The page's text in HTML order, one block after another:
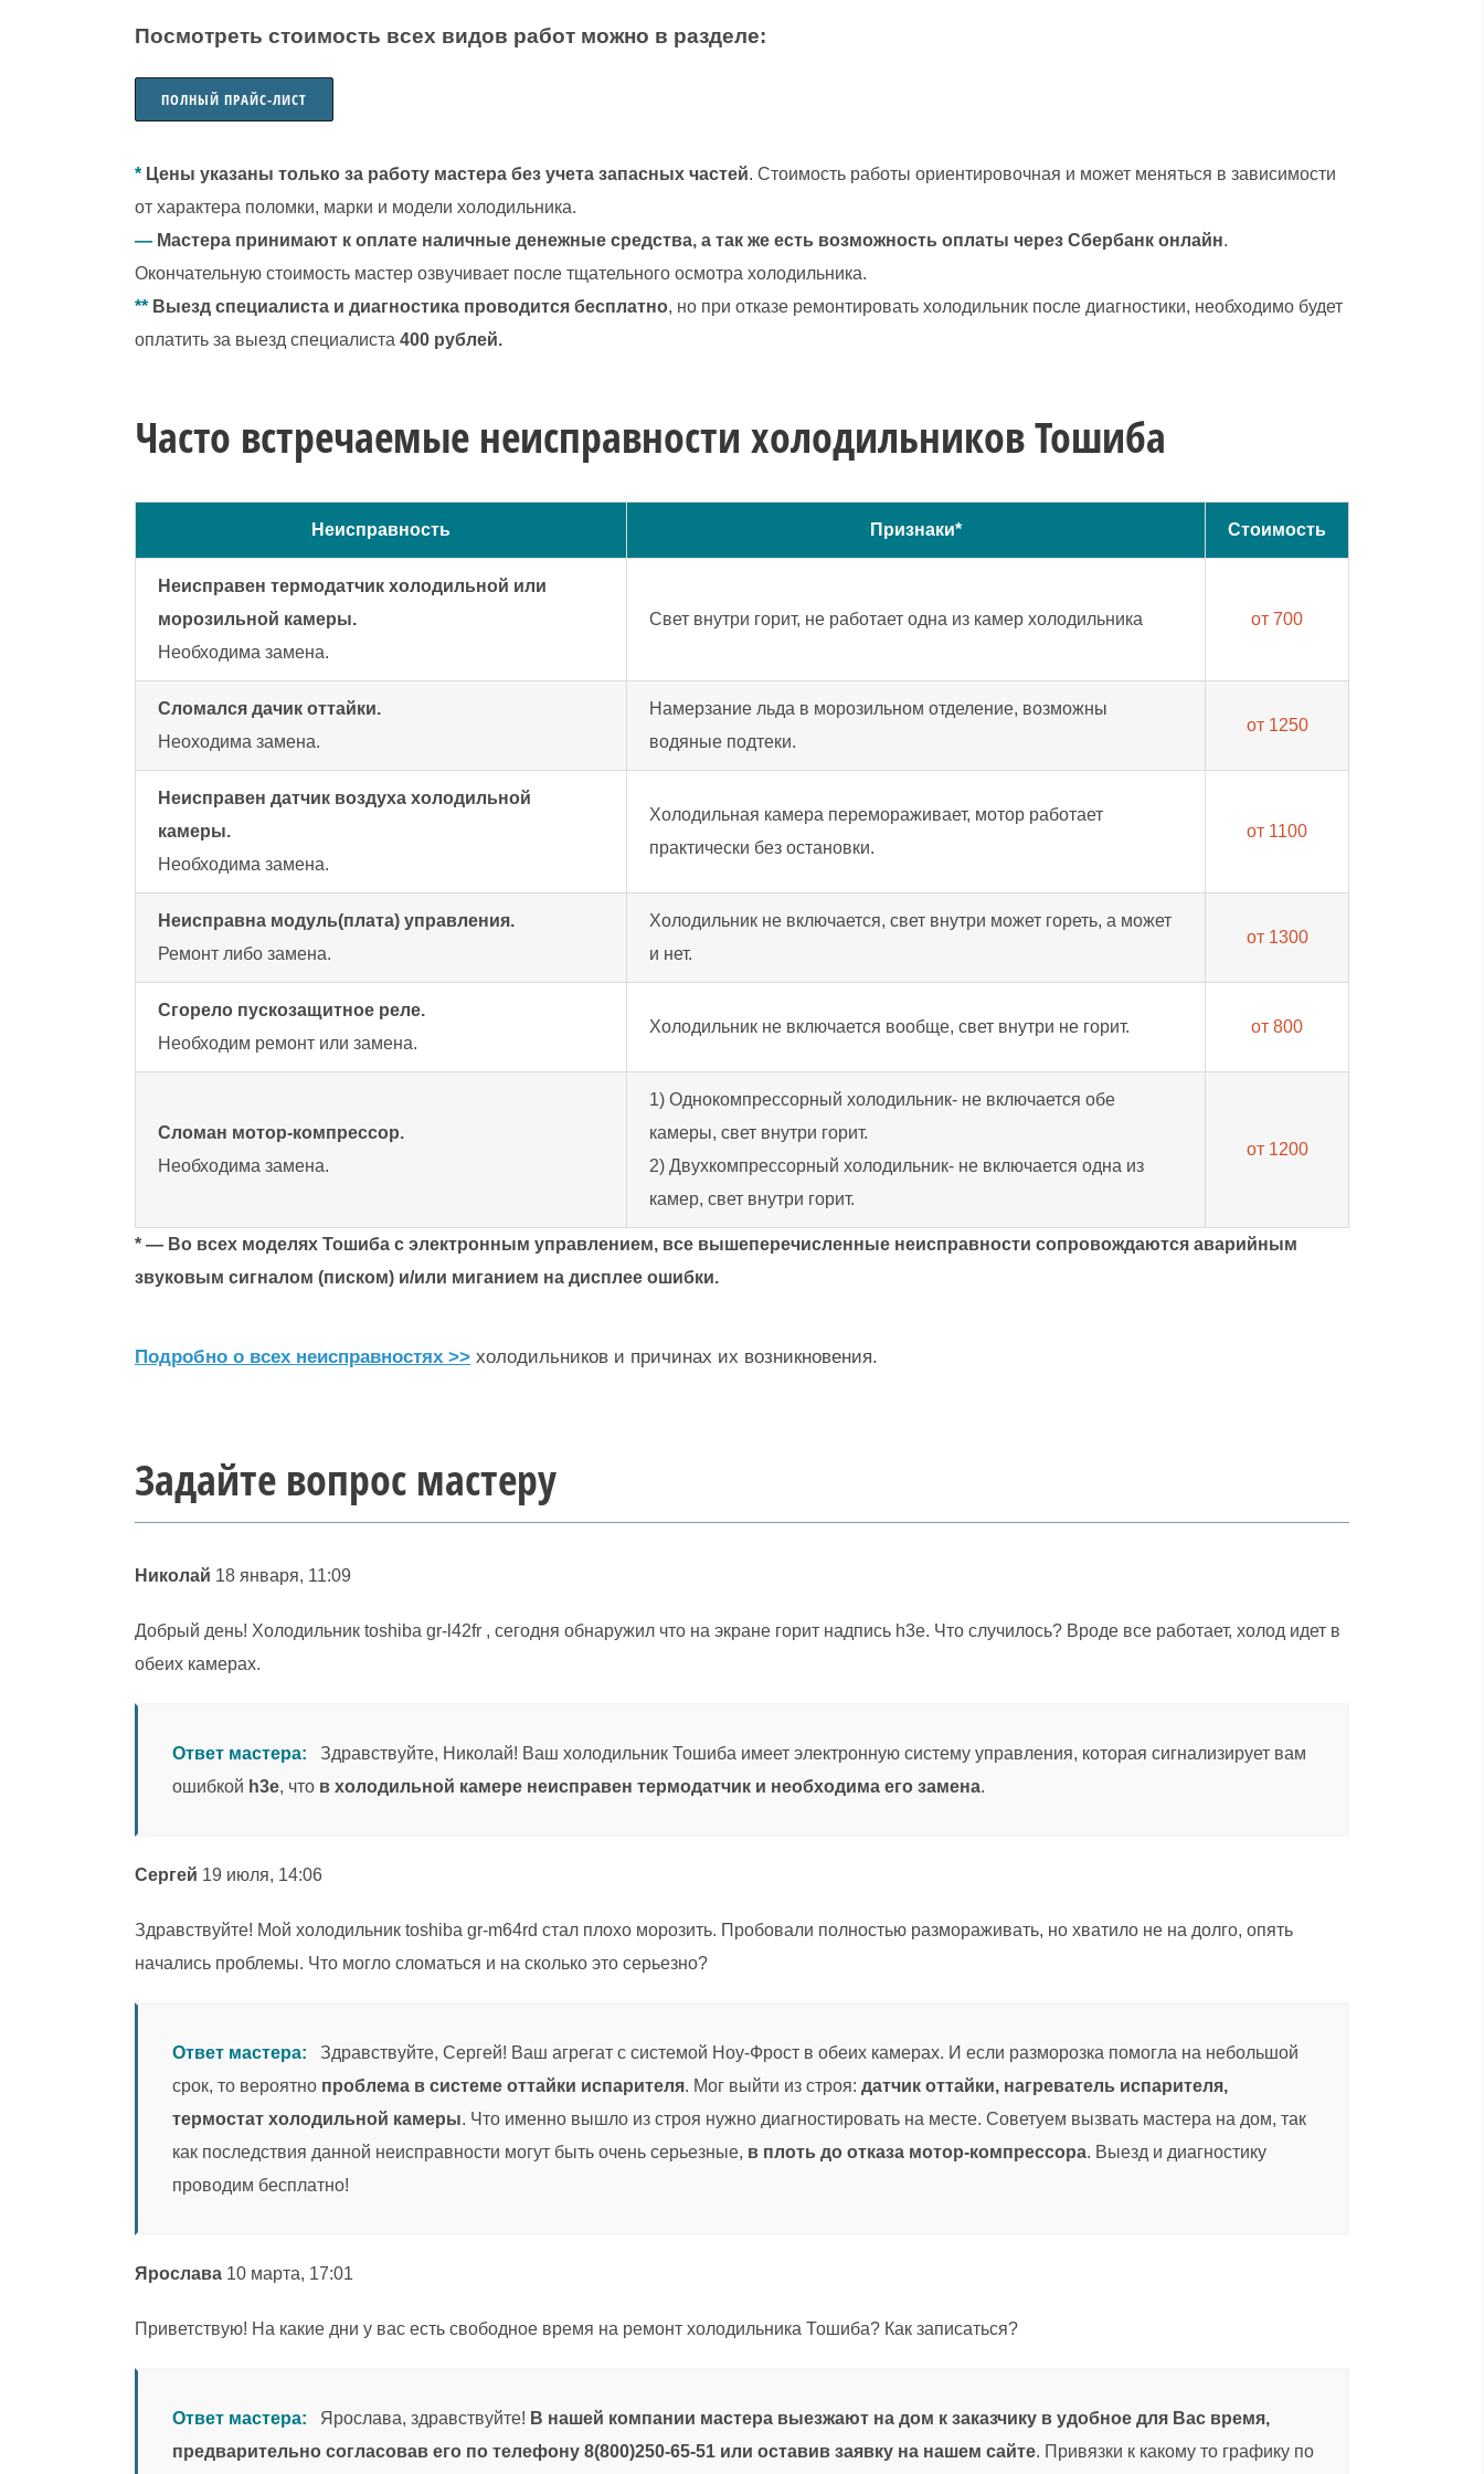
Посмотреть стоимость всех видов работ можно в разделе:
ПОЛНЫЙ ПРАЙС-ЛИСТ
* Цены указаны только за работу мастера без учета запасных частей. Стоимость работы ориентировочная и может меняться в зависимости
от характера поломки, марки и модели холодильника.
— Мастера принимают к оплате наличные денежные средства, а так же есть возможность оплаты через Сбербанк онлайн.
Окончательную стоимость мастер озвучивает после тщательного осмотра холодильника.
** Выезд специалиста и диагностика проводится бесплатно, но при отказе ремонтировать холодильник после диагностики, необходимо будет
оплатить за выезд специалиста 400 рублей.
Часто встречаемые неисправности холодильников Тошиба
Неисправность Признаки* Стоимость
Неисправен термодатчик холодильной или
морозильной камеры.
Необходима замена.
Свет внутри горит, не работает одна из камер холодильника от 700
Сломался дачик оттайки.
Неоходима замена.
Намерзание льда в морозильном отделение, возможны
водяные подтеки.
от 1250
Неисправен датчик воздуха холодильной
камеры.
Необходима замена.
Холодильная камера перемораживает, мотор работает
практически без остановки.
от 1100
Неисправна модуль(плата) управления.
Ремонт либо замена.
Холодильник не включается, свет внутри может гореть, а может
и нет.
от 1300
Сгорело пускозащитное реле.
Необходим ремонт или замена.
Холодильник не включается вообще, свет внутри не горит. от 800
Сломан мотор-компрессор.
Необходима замена.
1) Однокомпрессорный холодильник- не включается обе
камеры, свет внутри горит.
2) Двухкомпрессорный холодильник- не включается одна из
камер, свет внутри горит.
от 1200
* — Во всех моделях Тошиба с электронным управлением, все вышеперечисленные неисправности сопровождаются аварийным
звуковым сигналом (писком) и/или миганием на дисплее ошибки.
Подробно о всех неисправностях >> холодильников и причинах их возникновения.
Задайте вопрос мастеру
Николай 18 января, 11:09
Добрый день! Холодильник toshiba gr-l42fr , сегодня обнаружил что на экране горит надпись h3e. Что случилось? Вроде все работает, холод идет в
обеих камерах.
Ответ мастера: Здравствуйте, Николай! Ваш холодильник Тошиба имеет электронную систему управления, которая сигнализирует вам
ошибкой h3e, что в холодильной камере неисправен термодатчик и необходима его замена.
Сергей 19 июля, 14:06
Здравствуйте! Мой холодильник toshiba gr-m64rd стал плохо морозить. Пробовали полностью размораживать, но хватило не на долго, опять
начались проблемы. Что могло сломаться и на сколько это серьезно?
Ответ мастера: Здравствуйте, Сергей! Ваш агрегат с системой Ноу-Фрост в обеих камерах. И если разморозка помогла на небольшой
срок, то вероятно проблема в системе оттайки испарителя. Мог выйти из строя: датчик оттайки, нагреватель испарителя,
термостат холодильной камеры. Что именно вышло из строя нужно диагностировать на месте. Советуем вызвать мастера на дом, так
как последствия данной неисправности могут быть очень серьезные, в плоть до отказа мотор-компрессора. Выезд и диагностику
проводим бесплатно!
Ярослава 10 марта, 17:01
Приветствую! На какие дни у вас есть свободное время на ремонт холодильника Тошиба? Как записаться?
Ответ мастера: Ярослава, здравствуйте! В нашей компании мастера выезжают на дом к заказчику в удобное для Вас время,
предварительно согласовав его по телефону 8(800)250-65-51 или оставив заявку на нашем сайте. Привязки к какому то графику по